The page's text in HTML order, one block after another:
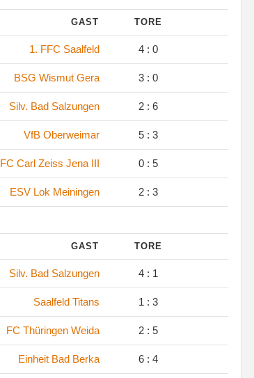
GAST TORE
1. FFC Saalfeld 4 : 0
BSG Wismut Gera 3 : 0
Silv. Bad Salzungen 2 : 6
VfB Oberweimar 5 : 3
FC Carl Zeiss Jena III 0 : 5
ESV Lok Meiningen 2 : 3
GAST TORE
Silv. Bad Salzungen 4 : 1
Saalfeld Titans 1 : 3
FC Thüringen Weida 2 : 5
Einheit Bad Berka 6 : 4